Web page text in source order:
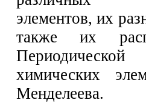
элементов, их
также их
химических
Менделеева.